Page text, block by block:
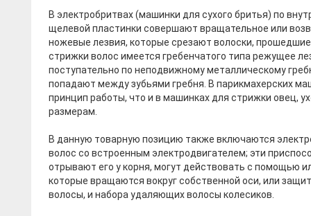
В электробритвах (машинки для сухого бритья) по
щелевой пластинки совершают вращательное или
ножевые лезвия, которые срезают волоски,
стрижки волос имеется гребенчатого типа режущее
поступательно по неподвижному металлическому
попадают между зубьями гребня. В парикмахерских
принцип работы, что и в машинках для стрижки овец,
размерам.
В данную товарную позицию также включаются
волос со встроенным электродвигателем; эти
отрывают его у корня, могут действовать с помощью
которые вращаются вокруг собственной оси, или
волосы, и набора удаляющих волосы колесиков.